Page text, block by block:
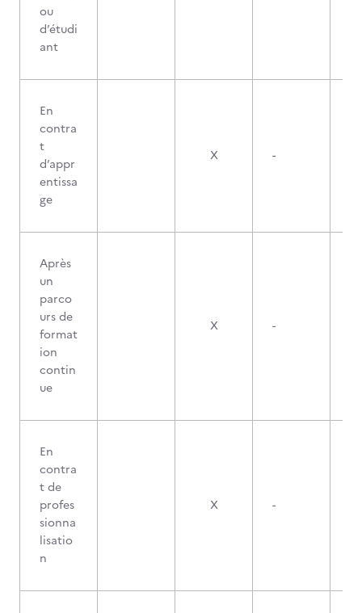
ou
d’étudi
ant
En
contra
t
d’appr
entissa
ge
X -
Après
un
parco
urs de
format
ion
contin
ue
X -
En
contra
t de
profes
sionna
lisatio
n
X -